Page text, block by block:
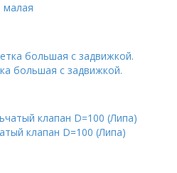
малая
большая с задвижкой.
клапан D=100 (Липа)